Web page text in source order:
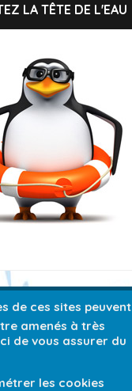
LA TÊTE DE L'EAU
de ces sites peuvent
amenés à très
de vous assurer du
les cookies